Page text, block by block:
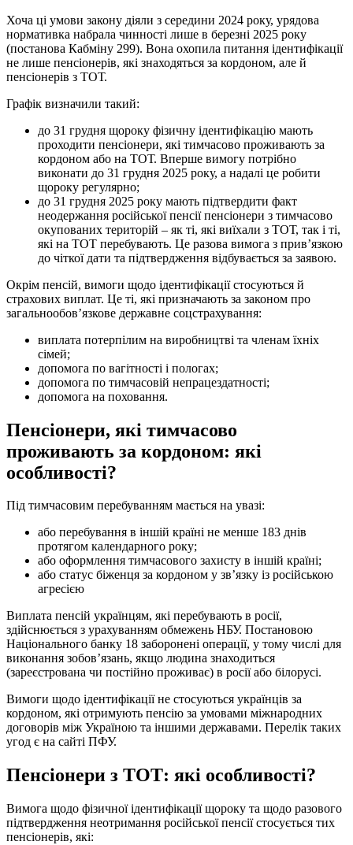
Хоча ці умови закону діяли з середини 2024 року, урядова
нормативка набрала чинності лише в березні 2025 року
(постанова Кабміну 299). Вона охопила питання ідентифікації
не лише пенсіонерів, які знаходяться за кордоном, але й
пенсіонерів з ТОТ.
Графік визначили такий:
до 31 грудня щороку фізичну ідентифікацію мають
проходити пенсіонери, які тимчасово проживають за
кордоном або на ТОТ. Вперше вимогу потрібно
виконати до 31 грудня 2025 року, а надалі це робити
щороку регулярно;
до 31 грудня 2025 року мають підтвердити факт
неодержання російської пенсії пенсіонери з тимчасово
окупованих територій – як ті, які виїхали з ТОТ, так і ті,
які на ТОТ перебувають. Це разова вимога з прив’язкою
до чіткої дати та підтвердження відбувається за заявою.
Окрім пенсій, вимоги щодо ідентифікації стосуються й
страхових виплат. Це ті, які призначають за законом про
загальнообов’язкове державне соцстрахування:
виплата потерпілим на виробництві та членам їхніх
сімей;
допомога по вагітності і пологах;
допомога по тимчасовій непрацездатності;
допомога на поховання.
Пенсіонери, які тимчасово
проживають за кордоном: які
особливості?
Під тимчасовим перебуванням мається на увазі:
або перебування в іншій країні не менше 183 днів
протягом календарного року;
або оформлення тимчасового захисту в іншій країні;
або статус біженця за кордоном у зв’язку із російською
агресією
Виплата пенсій українцям, які перебувають в росії,
здійснюється з урахуванням обмежень НБУ. Постановою
Національного банку 18 заборонені операції, у тому числі для
виконання зобов’язань, якщо людина знаходиться
(зареєстрована чи постійно проживає) в росії або білорусі.
Вимоги щодо ідентифікації не стосуються українців за
кордоном, які отримують пенсію за умовами міжнародних
договорів між Україною та іншими державами. Перелік таких
угод є на сайті ПФУ.
Пенсіонери з ТОТ: які особливості?
Вимога щодо фізичної ідентифікації щороку та щодо разового
підтвердження неотримання російської пенсії стосується тих
пенсіонерів, які: